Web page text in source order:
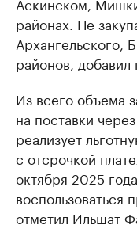
районах. Не
Архангельского,
районов, добавил
Из всего объема
на поставки
реализует
с отсрочкой
октября 2025
воспользоваться
отметил Ильшат